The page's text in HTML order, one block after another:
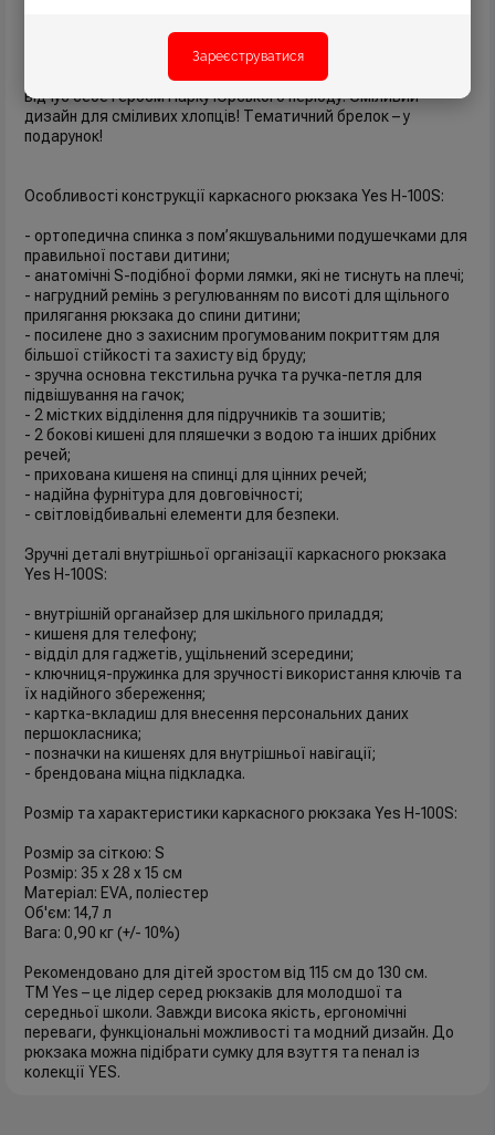
Зареєструватися
трендовий лук рюкзаку!
Зі шкільним рюкзаком H-100S Jurassic World. Danger хлопчик
відчує себе героєм Парку Юрського періоду. Сміливий
дизайн для сміливих хлопців! Тематичний брелок – у
подарунок!
Особливості конструкції каркасного рюкзака Yes H-100S:
- ортопедична спинка з пом’якшувальними подушечками для
правильної постави дитини;
- анатомічні S-подібної форми лямки, які не тиснуть на плечі;
- нагрудний ремінь з регулюванням по висоті для щільного
прилягання рюкзака до спини дитини;
- посилене дно з захисним прогумованим покриттям для
більшої стійкості та захисту від бруду;
- зручна основна текстильна ручка та ручка-петля для
підвішування на гачок;
- 2 містких відділення для підручників та зошитів;
- 2 бокові кишені для пляшечки з водою та інших дрібних
речей;
- прихована кишеня на спинці для цінних речей;
- надійна фурнітура для довговічності;
- світловідбивальні елементи для безпеки.
Зручні деталі внутрішньої організації каркасного рюкзака
Yes H-100S:
- внутрішній органайзер для шкільного приладдя;
- кишеня для телефону;
- відділ для гаджетів, ущільнений зсередини;
- ключниця-пружинка для зручності використання ключів та
їх надійного збереження;
- картка-вкладиш для внесення персональних даних
першокласника;
- позначки на кишенях для внутрішньої навігації;
- брендована міцна підкладка.
Розмір та характеристики каркасного рюкзака Yes H-100S:
Розмір за сіткою: S
Розмір: 35 х 28 х 15 см
Матеріал: EVA, поліестер
Об'єм: 14,7 л
Вага: 0,90 кг (+/- 10%)
Рекомендовано для дітей зростом від 115 см до 130 см.
ТМ Yes – це лідер серед рюкзаків для молодшої та
середньої школи. Завжди висока якість, ергономічні
переваги, функціональні можливості та модний дизайн. До
рюкзака можна підібрати сумку для взуття та пенал із
колекції YES.